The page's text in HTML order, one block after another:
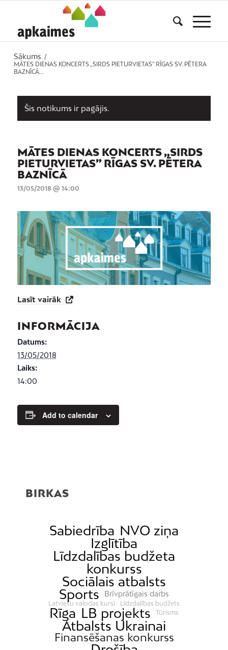
Sākums
/
MĀTES DIENAS KONCERTS „SIRDS PIETURVIETAS” RĪGAS SV. PĒTERA
BAZNĪCĀ...
Šis notikums ir pagājis.
MĀTES DIENAS KONCERTS „SIRDS
PIETURVIETAS” RĪGAS SV. PĒTERA
BAZNĪCĀ
13/05/2018 @ 14:00
Lasīt vairāk
INFORMĀCIJA
Datums:
13/05/2018
Laiks:
14:00
Add to calendar
BIRKAS
Sabiedrība NVO ziņa
Izglītība
Līdzdalības budžeta
konkurss
Sociālais atbalsts
Sports
Brīvprātīgais darbs
Latviešu valodas kursi Līdzdalības budžets
Rīga LB projekts Tūrisms
Atbalsts Ukrainai
Finansēšanas konkurss